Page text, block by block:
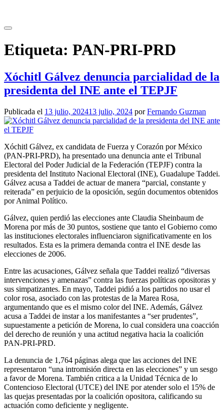
contenido
Etiqueta: PAN-PRI-PRD
Xóchitl Gálvez denuncia parcialidad de la
presidenta del INE ante el TEPJF
Publicada el 13 julio, 202413 julio, 2024 porFernando Guzman
Xóchitl Gálvez, ex candidata de Fuerza y Corazón por México
(PAN-PRI-PRD), ha presentado una denuncia ante el Tribunal
Electoral del Poder Judicial de la Federación (TEPJF) contra la
presidenta del Instituto Nacional Electoral (INE), Guadalupe Taddei.
Gálvez acusa a Taddei de actuar de manera “parcial, constante y
reiterada” en perjuicio de la oposición, según documentos obtenidos
por Animal Político.
Gálvez, quien perdió las elecciones ante Claudia Sheinbaum de
Morena por más de 30 puntos, sostiene que tanto el Gobierno como
las instituciones electorales influenciaron significativamente en los
resultados. Esta es la primera demanda contra el INE desde las
elecciones de 2006.
Entre las acusaciones, Gálvez señala que Taddei realizó “diversas
intervenciones y amenazas” contra las fuerzas políticas opositoras y
sus simpatizantes. En mayo, Taddei pidió a los partidos no usar el
color rosa, asociado con las protestas de la Marea Rosa,
argumentando que es el mismo color del INE. Además, Gálvez
acusa a Taddei de instar a los manifestantes a “ser prudentes”,
supuestamente a petición de Morena, lo cual considera una coacción
del derecho de reunión y una actitud negativa hacia la coalición
PAN-PRI-PRD.
La denuncia de 1,764 páginas alega que las acciones del INE
representaron “una intromisión directa en las elecciones” y un sesgo
a favor de Morena. También critica a la Unidad Técnica de lo
Contencioso Electoral (UTCE) del INE por atender solo el 15% de
las quejas presentadas por la coalición opositora, calificando su
actuación como deficiente y negligente.